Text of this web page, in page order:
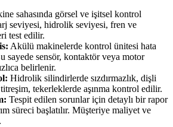
sahasında görsel ve işitsel kontrol
seviyesi, hidrolik seviyesi, fren ve
test edilir.
Akülü makinelerde kontrol ünitesi hata
sayede sensör, kontaktör veya motor
belirlenir.
Hidrolik silindirlerde sızdırmazlık, dişli
tekerleklerde aşınma kontrol edilir.
Tespit edilen sorunlar için detaylı bir rapor
süreci başlatılır. Müşteriye maliyet ve